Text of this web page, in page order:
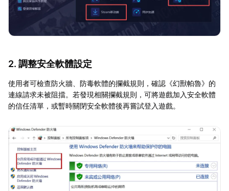
2. 調整安全軟體設定
使用者可檢查防火牆、防毒軟體的攔截規則，確認《幻獸帕魯》的
連線請求未被阻擋。若發現相關攔截規則，可將遊戲加入安全軟體
的信任清單，或暫時關閉安全軟體後再嘗試登入遊戲。